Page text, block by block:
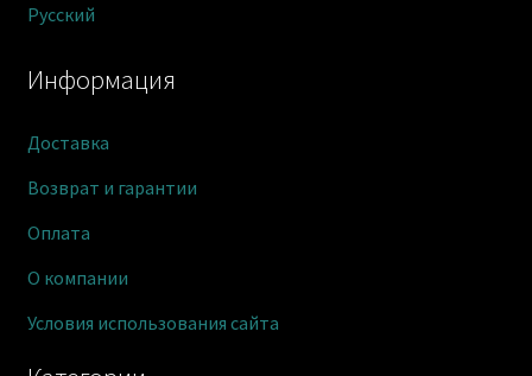
Информация
Доставка
Возврат и гарантии
Оплата
О компании
Условия использования сайта
Русский